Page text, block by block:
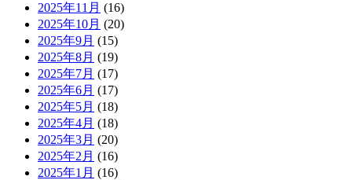
2025年11月 (16)
2025年10月 (20)
2025年9月 (15)
2025年8月 (19)
2025年7月 (17)
2025年6月 (17)
2025年5月 (18)
2025年4月 (18)
2025年3月 (20)
2025年2月 (16)
2025年1月 (16)